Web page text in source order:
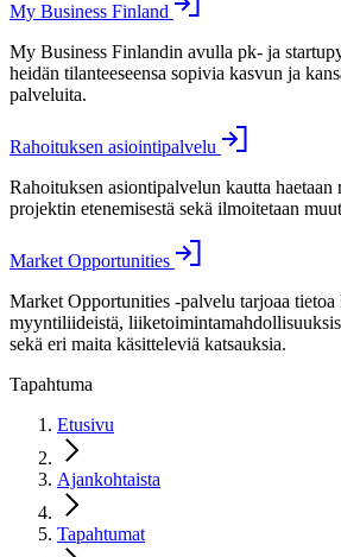
My Business Finland
My Business Finlandin avulla pk- ja
heidän tilanteeseensa sopivia kasvun ja
palveluita.
Rahoituksen asiointipalvelu
Rahoituksen asiontipalvelun kautta haetaan
projektin etenemisestä sekä ilmoitetaan
Market Opportunities
Market Opportunities -palvelu tarjoaa tietoa
myyntiliideistä,
sekä eri maita käsitteleviä katsauksia.
Tapahtuma
Etusivu
Ajankohtaista
Tapahtumat